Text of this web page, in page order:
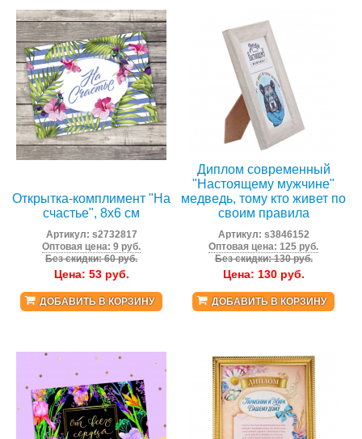
Открытка-комплимент "На
счастье", 8х6 см
Артикул: s2732817
Оптовая цена: 9 руб.
Без скидки: 60 руб.
Цена: 53руб.
ДОБАВИТЬ В КОРЗИНУ
Диплом современный
"Настоящему мужчине"
медведь, тому кто живет по
своим правила
Артикул: s3846152
Оптовая цена: 125 руб.
Без скидки: 130 руб.
Цена: 130руб.
ДОБАВИТЬ В КОРЗИНУ